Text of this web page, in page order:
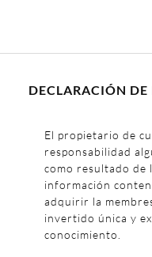
DECLARACIÓN DE
El propietario de
responsabilidad
como resultado de
información
adquirir la
invertido única y
conocimiento.